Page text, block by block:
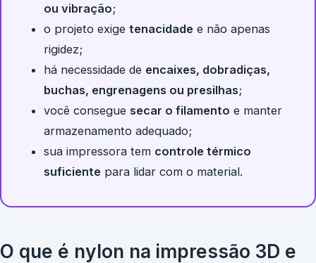
ou vibração;
o projeto exige tenacidade e não apenas
rigidez;
há necessidade de encaixes, dobradiças,
buchas, engrenagens ou presilhas;
você consegue secar o filamento e manter
armazenamento adequado;
sua impressora tem controle térmico
suficiente para lidar com o material.
O que é nylon na impressão 3D e